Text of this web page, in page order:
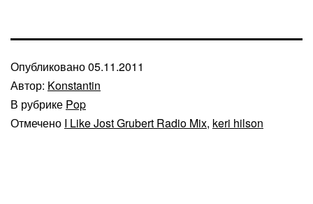
Опубликовано05.11.2011
Автор: Konstantin
В рубрике Pop
Отмечено I Like Jost Grubert Radio Mix, keri hilson